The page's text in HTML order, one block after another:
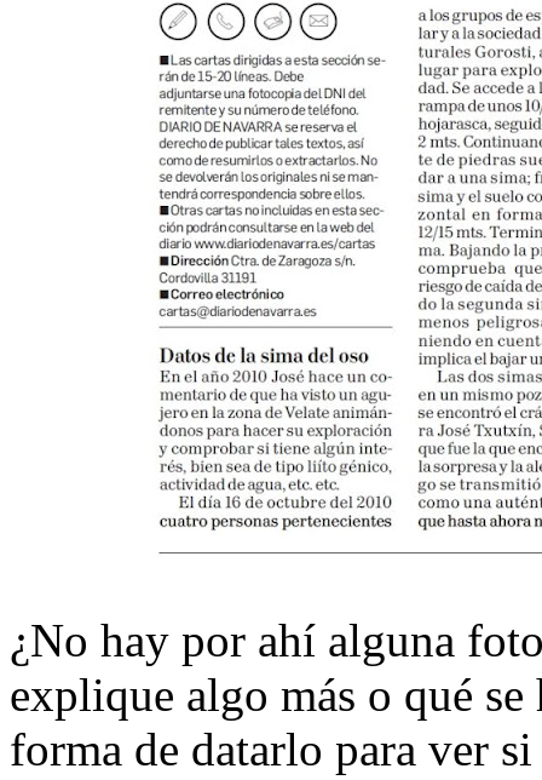
¿No hay por ahí alguna
explique algo más o qué
forma de datarlo para ver